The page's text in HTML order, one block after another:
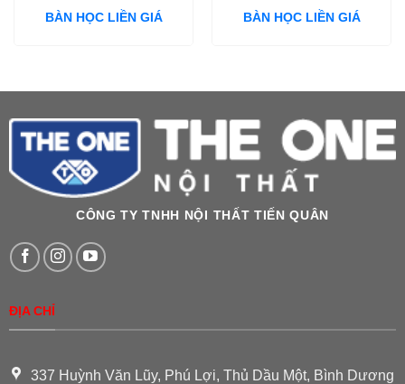
BÀN HỌC LIỀN GIÁ BÀN HỌC LIỀN GIÁ
CÔNG TY TNHH NỘI THẤT TIẾN QUÂN
ĐỊA CHỈ
337 Huỳnh Văn Lũy, Phú Lợi, Thủ Dầu Một, Bình Dương